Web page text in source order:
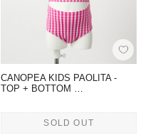
CANOPEA KIDS PAOLITA -
TOP + BOTTOM …
SOLD OUT